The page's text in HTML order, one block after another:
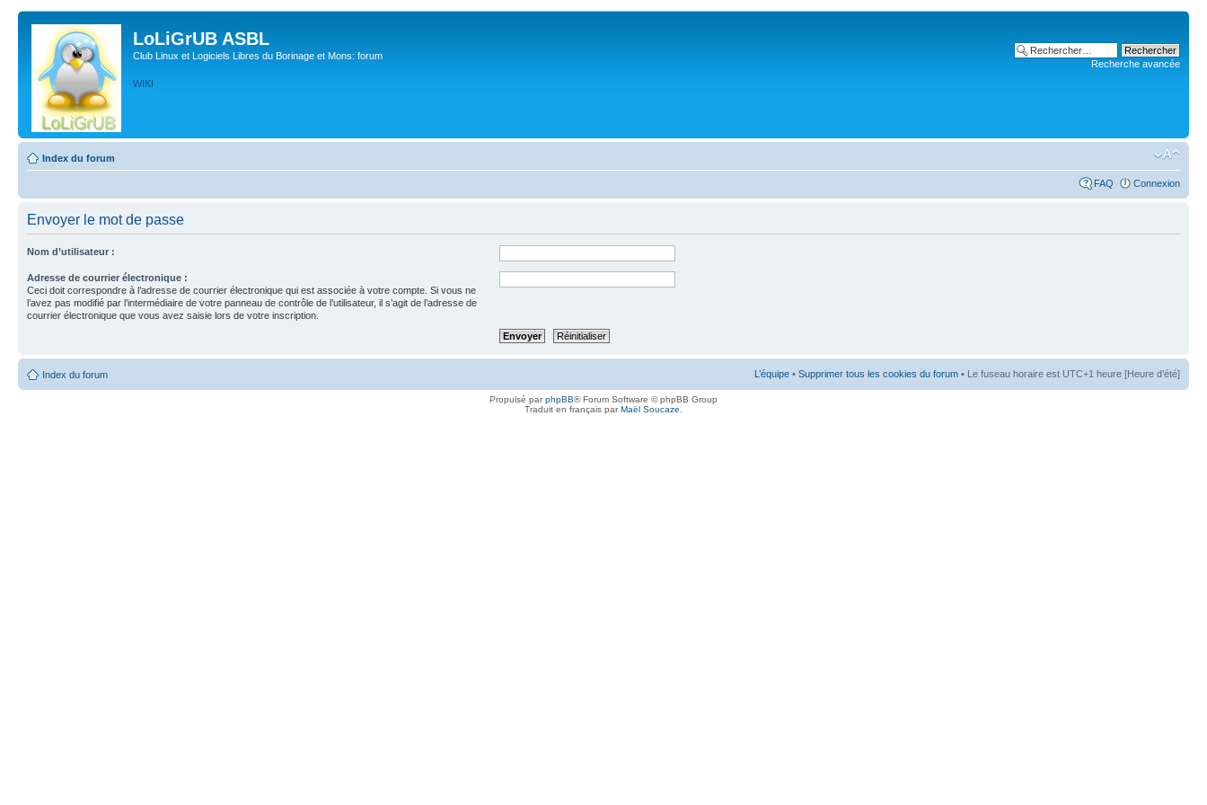
LoLiGrUB ASBL
Club Linux et Logiciels Libres du Borinage et Mons: forum
WIKI
Recherche avancée
Index du forum
FAQ Connexion
Envoyer le mot de passe
Nom d’utilisateur :
Adresse de courrier électronique :
Ceci doit correspondre à l’adresse de courrier électronique qui est associée à votre compte. Si vous ne
l’avez pas modifié par l’intermédiaire de votre panneau de contrôle de l’utilisateur, il s’agit de l’adresse de
courrier électronique que vous avez saisie lors de votre inscription.
Index du forum L’équipe • Supprimer tous les cookies du forum • Le fuseau horaire est UTC+1 heure [Heure d’été]
Propulsé parphpBB® Forum Software © phpBB Group
Traduit en français parMaël Soucaze